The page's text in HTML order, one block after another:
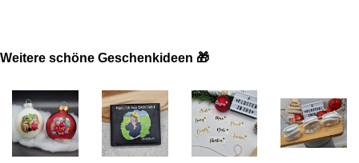
Weitere schöne Geschenkideen 🎁